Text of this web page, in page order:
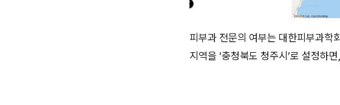
피부과 전문의 여부는 대한피부과학
지역을 ‘충청북도 청주시’로 설정하